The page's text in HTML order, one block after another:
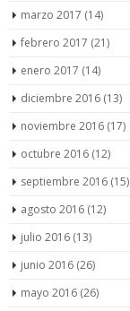
marzo 2017 (14)
febrero 2017 (21)
enero 2017 (14)
diciembre 2016 (13)
noviembre 2016 (17)
octubre 2016 (12)
septiembre 2016 (15)
agosto 2016 (12)
julio 2016 (13)
junio 2016 (26)
mayo 2016 (26)